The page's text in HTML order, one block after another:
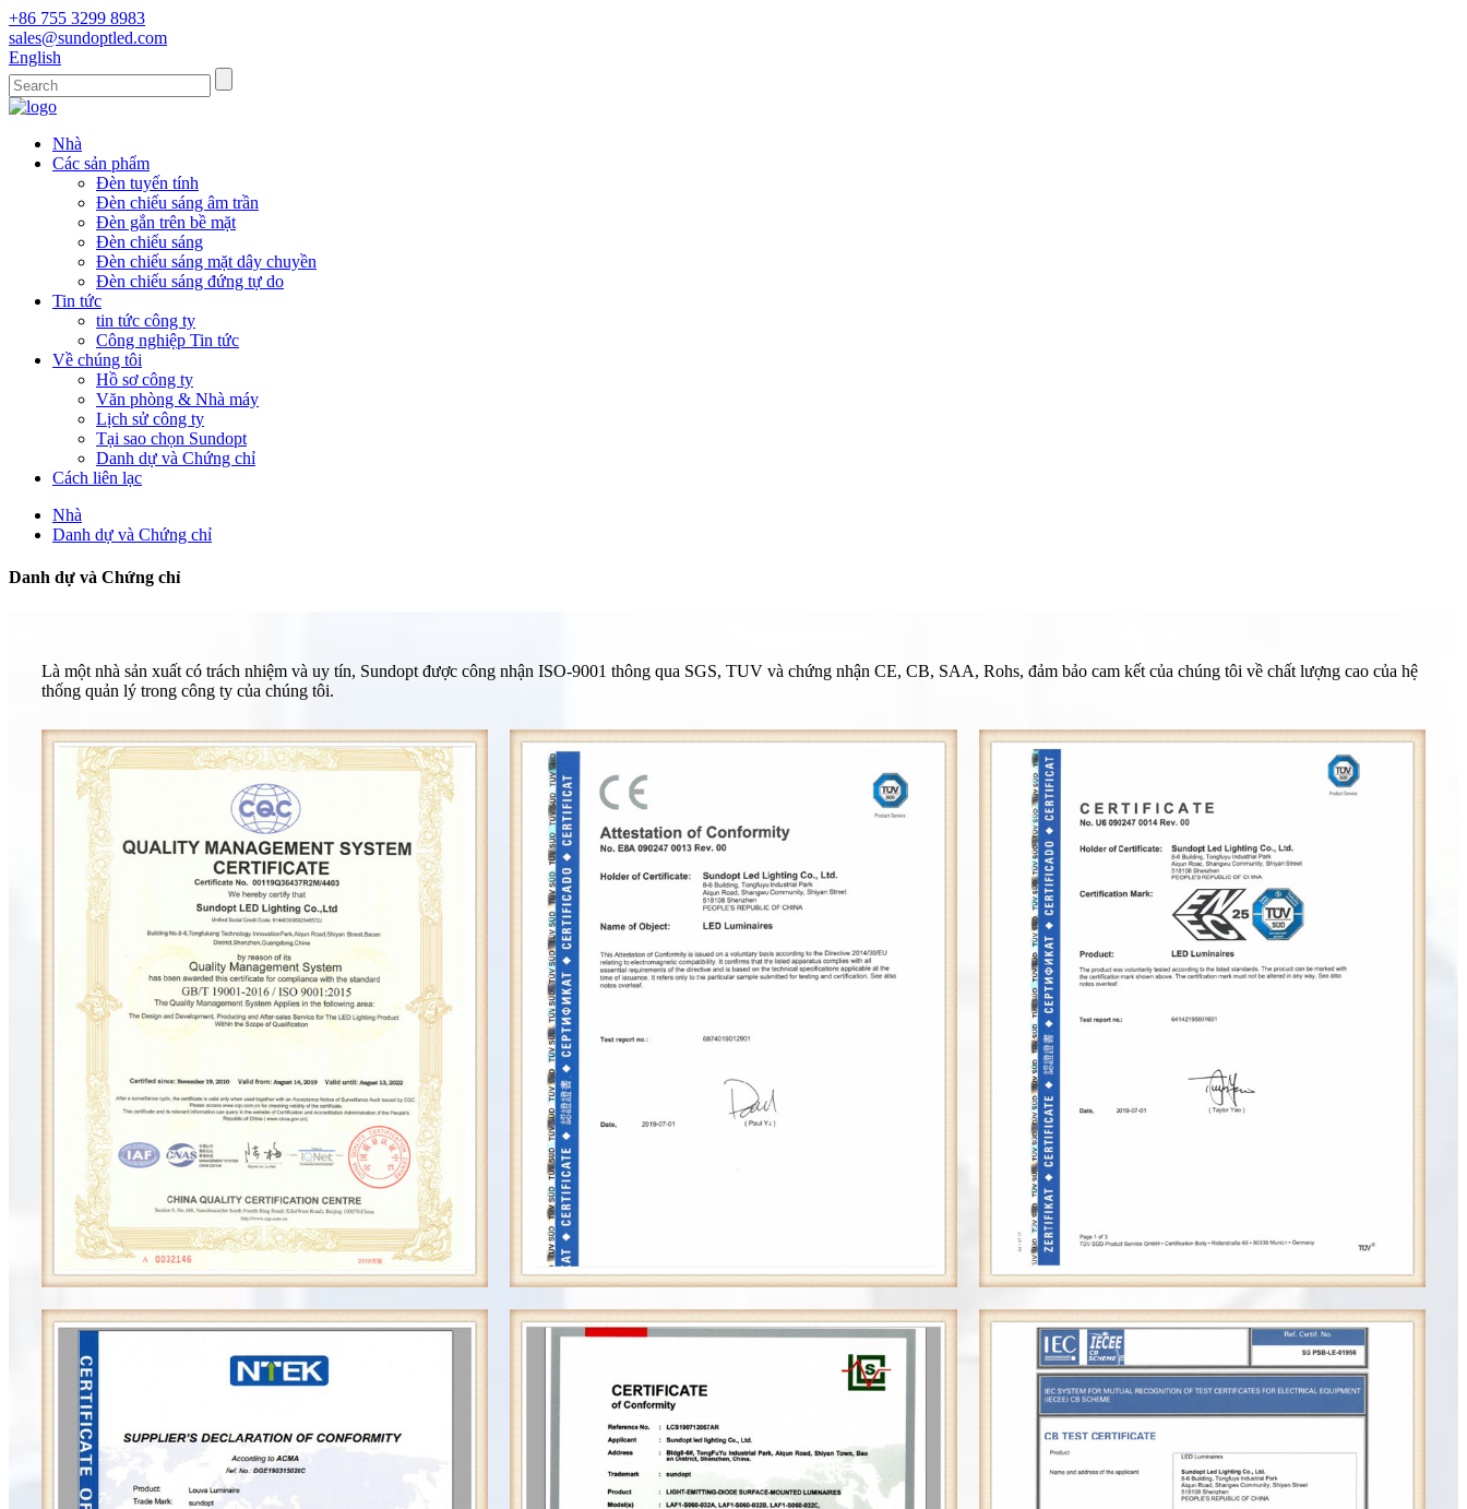
+86 755 3299 8983
sales@sundoptled.com
English
Nhà
Các sản phẩm
Đèn tuyến tính
Đèn chiếu sáng âm trần
Đèn gắn trên bề mặt
Đèn chiếu sáng
Đèn chiếu sáng mặt dây chuyền
Đèn chiếu sáng đứng tự do
Tin tức
tin tức công ty
Công nghiệp Tin tức
Về chúng tôi
Hồ sơ công ty
Văn phòng & Nhà máy
Lịch sử công ty
Tại sao chọn Sundopt
Danh dự và Chứng chỉ
Cách liên lạc
Nhà
Danh dự và Chứng chỉ
Danh dự và Chứng chỉ
Là một nhà sản xuất có trách nhiệm và uy tín, Sundopt được công nhận ISO-9001 thông qua SGS, TUV và chứng nhận CE, CB, SAA, Rohs, đảm bảo cam kết của chúng tôi về chất lượng cao của hệ
thống quản lý trong công ty của chúng tôi.